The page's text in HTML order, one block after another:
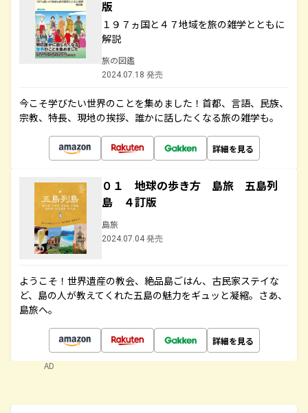
版
１９７ヵ国と４７地域を旅の雑学とともに
解説
旅の図鑑
2024.07.18 発売
今こそ学びたい世界のことを集めました！首都、言語、民族、
宗教、特長、現地の挨拶、誰かに話したくなる旅の雑学も。
詳細を見る
０１ 地球の歩き方 島旅 五島列
島 ４訂版
島旅
2024.07.04 発売
ようこそ！世界遺産の教会、絶品島ごはん、古民家ステイな
ど、島の人が教えてくれた五島の魅力をギュッと凝縮。さあ、
島旅へ。
詳細を見る
AD